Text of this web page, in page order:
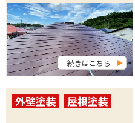
続きはこちら
外壁塗装
屋根塗装